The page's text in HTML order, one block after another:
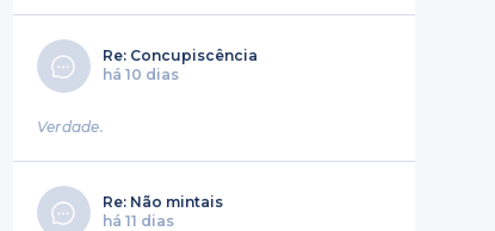
Re: Concupiscência
há 10 dias
Verdade.
Re: Não mintais
há 11 dias